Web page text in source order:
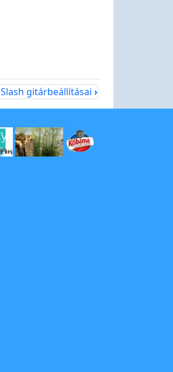
Slash gitárbeállításai ›